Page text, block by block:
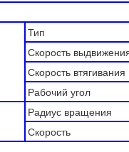
Тип
Скорость
Скорость втягивания
Рабочий угол
Радиус вращения
Скорость